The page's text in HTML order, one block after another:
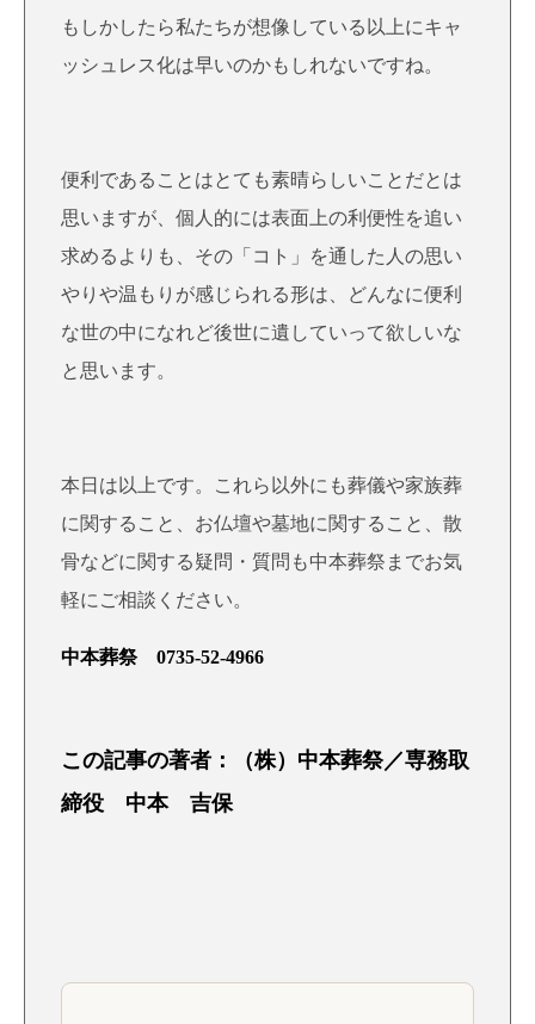
もしかしたら私たちが想像している以上にキャ
ッシュレス化は早いのかもしれないですね。
便利であることはとても素晴らしいことだとは
思いますが、個人的には表面上の利便性を追い
求めるよりも、その「コト」を通した人の思い
やりや温もりが感じられる形は、どんなに便利
な世の中になれど後世に遺していって欲しいな
と思います。
本日は以上です。これら以外にも葬儀や家族葬
に関すること、お仏壇や墓地に関すること、散
骨などに関する疑問・質問も中本葬祭までお気
軽にご相談ください。
中本葬祭 0735-52-4966
この記事の著者：（株）中本葬祭／専務取
締役 中本 吉保